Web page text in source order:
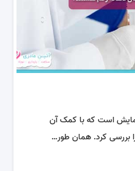
است که با کمک آن
بررسی کرد. همان طور…